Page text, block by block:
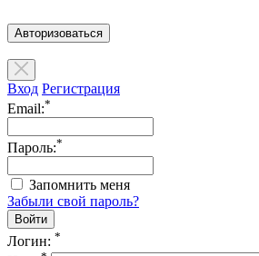
Авторизоваться
Вход Регистрация
Email:*
Пароль:*
Запомнить меня
Забыли свой пароль?
Логин: *